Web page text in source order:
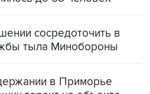
сосредоточить в
в Приморье